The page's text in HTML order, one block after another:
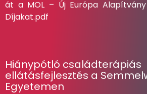
át a MOL – Új Európa
Díjakat.pdf
Hiánypótló családterápiás
ellátásfejlesztés a
Egyetemen